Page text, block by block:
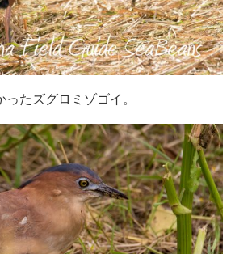
たズグロミゾゴイ。